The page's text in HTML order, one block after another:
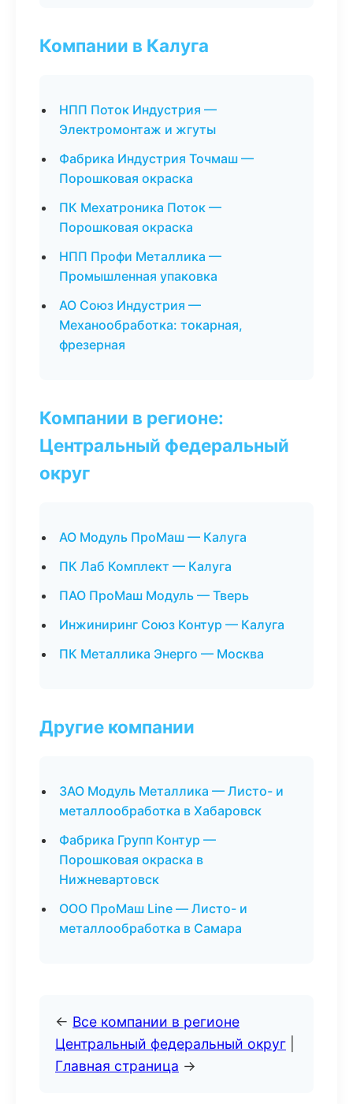
Компании в Калуга
НПП Поток Индустрия —
Электромонтаж и жгуты
Фабрика Индустрия Точмаш —
Порошковая окраска
ПК Мехатроника Поток —
Порошковая окраска
НПП Профи Металлика —
Промышленная упаковка
АО Союз Индустрия —
Механообработка: токарная,
фрезерная
Компании в регионе:
Центральный федеральный
округ
АО Модуль ПроМаш — Калуга
ПК Лаб Комплект — Калуга
ПАО ПроМаш Модуль — Тверь
Инжиниринг Союз Контур — Калуга
ПК Металлика Энерго — Москва
Другие компании
ЗАО Модуль Металлика — Листо- и
металлообработка в Хабаровск
Фабрика Групп Контур —
Порошковая окраска в
Нижневартовск
ООО ПроМаш Line — Листо- и
металлообработка в Самара
← Все компании в регионе
Центральный федеральный округ
Главная страница →